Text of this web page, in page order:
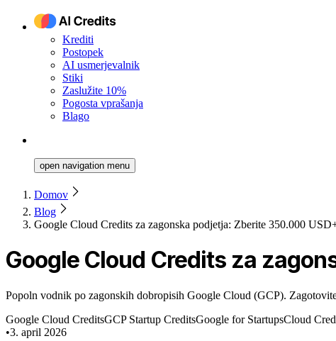
Krediti
Postopek
AI usmerjevalnik
Stiki
Zaslužite 10%
Pogosta vprašanja
Blago
open navigation menu
Domov
Blog
Google Cloud Credits za zagonska podjetja: Zberite 350.000
Google Cloud Credits za
Popoln vodnik po zagonskih dobropisih Google Cloud (GCP).
Google Cloud CreditsGCP Startup CreditsGoogle for StartupsCloud
•3. april 2026